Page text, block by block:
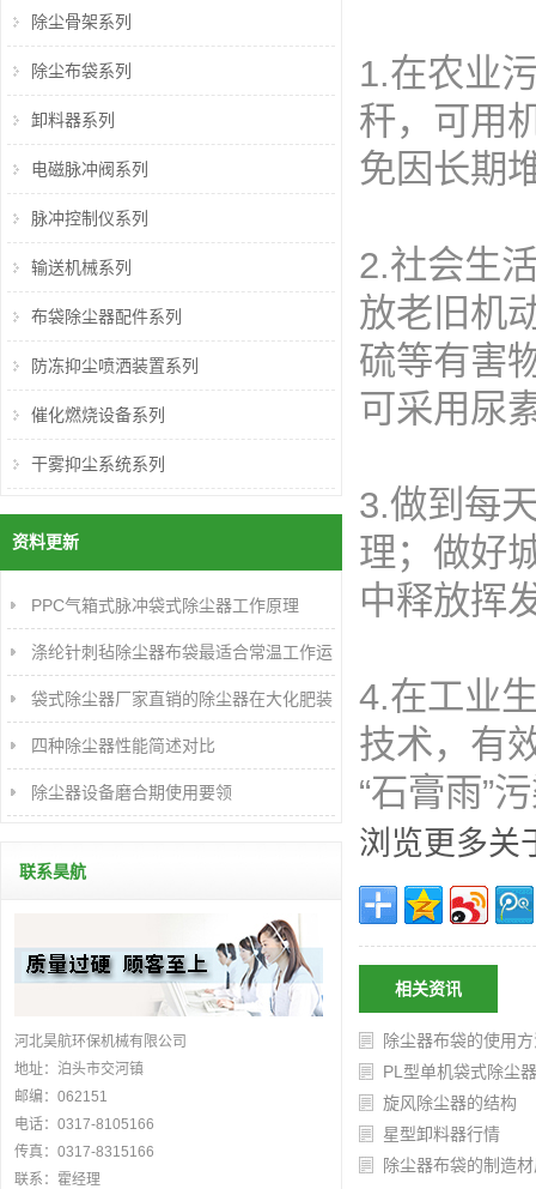
1.在农业
秆，可用
免因长期
2.社会生
放老旧机
硫等有害
可采用尿
3.做到每
理；做好
中释放挥
4.在工业
技术，有
“石膏雨”
浏览更多关
相关资讯
除尘器布袋的使用
PL型单机袋式除尘
旋风除尘器的结构
星型卸料器行情
除尘器布袋的制造
除尘骨架系列
除尘布袋系列
卸料器系列
电磁脉冲阀系列
脉冲控制仪系列
输送机械系列
布袋除尘器配件系列
防冻抑尘喷洒装置系列
催化燃烧设备系列
干雾抑尘系统系列
资料更新
PPC气箱式脉冲袋式除尘器工作原理
涤纶针刺毡除尘器布袋最适合常温工作运
行
袋式除尘器厂家直销的除尘器在大化肥装
置的应用及改进
四种除尘器性能简述对比
除尘器设备磨合期使用要领
联系昊航
河北昊航环保机械有限公司
地址：泊头市交河镇
邮编：062151
电话：0317-8105166
传真：0317-8315166
联系：霍经理